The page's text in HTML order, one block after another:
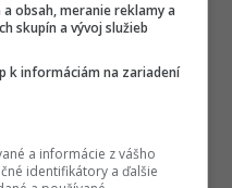
obsah, meranie reklamy a
skupín a vývoj služieb
k informáciám na zariadení
a informácie z vášho
identifikátory a ďalšie